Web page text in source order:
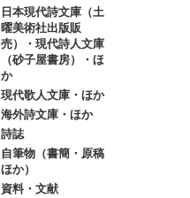
日本現代詩文庫（土
曜美術社出版販
売）・現代詩人文庫
（砂子屋書房）・ほ
か
現代歌人文庫・ほか
海外詩文庫・ほか
詩誌
自筆物（書簡・原稿
ほか）
資料・文献